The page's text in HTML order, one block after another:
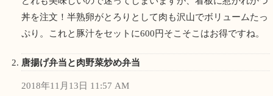
丼を注文！半熟卵がとろりとして肉も沢山でボリュームたっ
ぷり。これと豚汁をセットに600円そこそこはお得ですね。
唐揚げ弁当と肉野菜炒め弁当
2018年11月13日 11:57 AM